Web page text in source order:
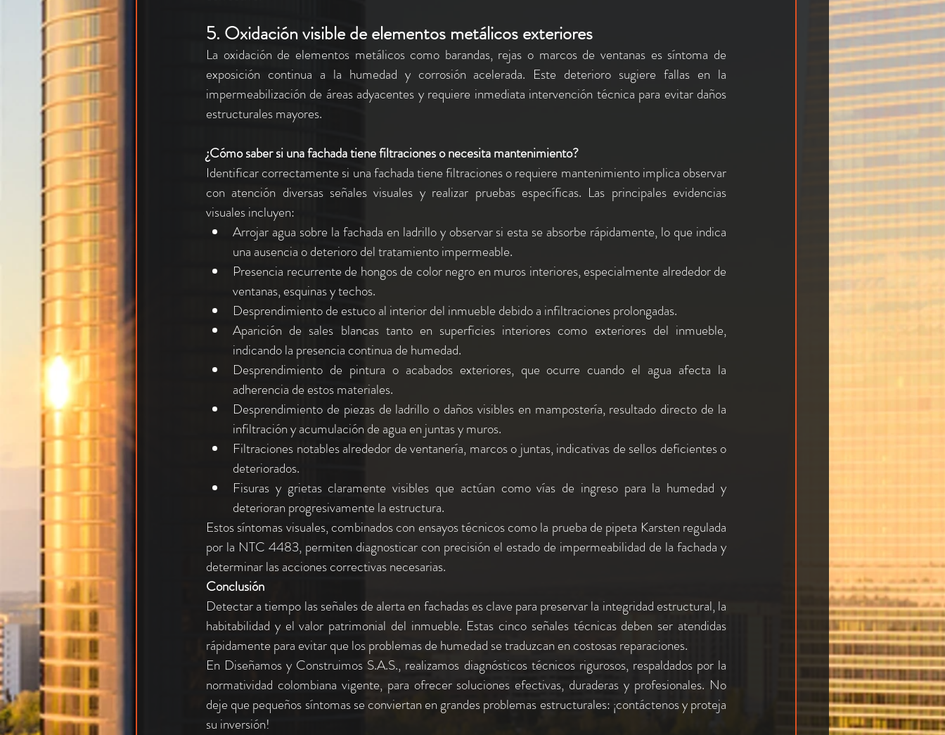
5. Oxidación visible de elementos metálicos exteriores
La oxidación de elementos metálicos como barandas, rejas o marcos de ventanas es síntoma de
exposición continua a la humedad y corrosión acelerada. Este deterioro sugiere fallas en la
impermeabilización de áreas adyacentes y requiere inmediata intervención técnica para evitar daños
estructurales mayores.
¿Cómo saber si una fachada tiene filtraciones o necesita mantenimiento?
Identificar correctamente si una fachada tiene filtraciones o requiere mantenimiento implica observar
con atención diversas señales visuales y realizar pruebas específicas. Las principales evidencias
visuales incluyen:
Arrojar agua sobre la fachada en ladrillo y observar si esta se absorbe rápidamente, lo que indica
una ausencia o deterioro del tratamiento impermeable.
Presencia recurrente de hongos de color negro en muros interiores, especialmente alrededor de
ventanas, esquinas y techos.
Desprendimiento de estuco al interior del inmueble debido a infiltraciones prolongadas.
Aparición de sales blancas tanto en superficies interiores como exteriores del inmueble,
indicando la presencia continua de humedad.
Desprendimiento de pintura o acabados exteriores, que ocurre cuando el agua afecta la
adherencia de estos materiales.
Desprendimiento de piezas de ladrillo o daños visibles en mampostería, resultado directo de la
infiltración y acumulación de agua en juntas y muros.
Filtraciones notables alrededor de ventanería, marcos o juntas, indicativas de sellos deficientes o
deteriorados.
Fisuras y grietas claramente visibles que actúan como vías de ingreso para la humedad y
deterioran progresivamente la estructura.
Estos síntomas visuales, combinados con ensayos técnicos como la prueba de pipeta Karsten regulada
por la NTC 4483, permiten diagnosticar con precisión el estado de impermeabilidad de la fachada y
determinar las acciones correctivas necesarias.
Conclusión
Detectar a tiempo las señales de alerta en fachadas es clave para preservar la integridad estructural, la
habitabilidad y el valor patrimonial del inmueble. Estas cinco señales técnicas deben ser atendidas
rápidamente para evitar que los problemas de humedad se traduzcan en costosas reparaciones.
En Diseñamos y Construimos S.A.S., realizamos diagnósticos técnicos rigurosos, respaldados por la
normatividad colombiana vigente, para ofrecer soluciones efectivas, duraderas y profesionales. No
deje que pequeños síntomas se conviertan en grandes problemas estructurales: ¡contáctenos y proteja
su inversión!